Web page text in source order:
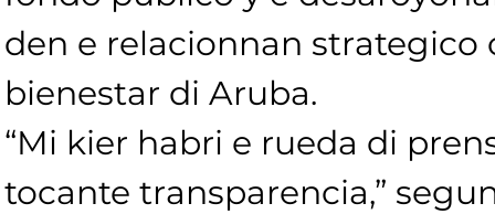
den e relacionnan strategico
bienestar di Aruba.
“Mi kier habri e rueda di
tocante transparencia,”